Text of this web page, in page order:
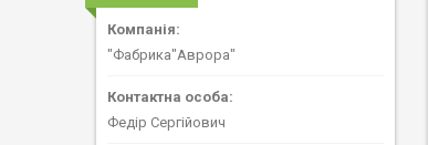
"Фабрика"Аврора"
Федір Сергійович